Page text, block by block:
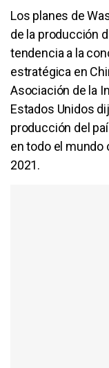
Los planes de
de la producción
tendencia a la
estratégica en
Asociación de la
Estados Unidos
producción del
en todo el mundo
2021.